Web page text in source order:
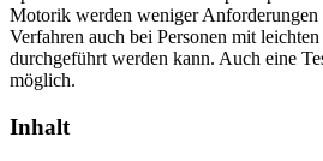
Motorik werden weniger Anforderungen
Verfahren auch bei Personen mit
durchgeführt werden kann. Auch eine
möglich.
Inhalt